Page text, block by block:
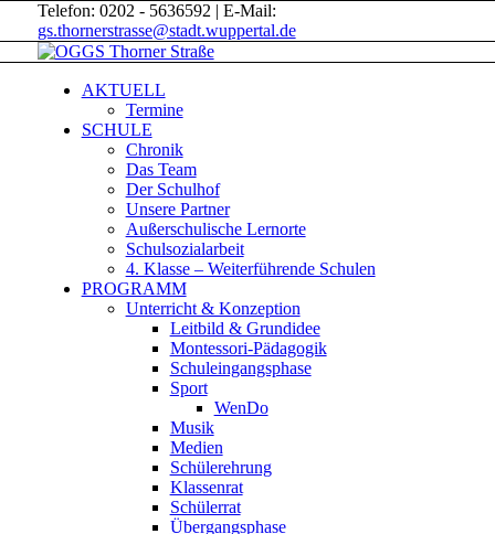
Telefon: 0202 - 5636592 | E-Mail:
gs.thornerstrasse@stadt.wuppertal.de
AKTUELL
Termine
SCHULE
Chronik
Das Team
Der Schulhof
Unsere Partner
Außerschulische Lernorte
Schulsozialarbeit
4. Klasse – Weiterführende Schulen
PROGRAMM
Unterricht & Konzeption
Leitbild & Grundidee
Montessori-Pädagogik
Schuleingangsphase
Sport
WenDo
Musik
Medien
Schülerehrung
Klassenrat
Schülerrat
Übergangsphase